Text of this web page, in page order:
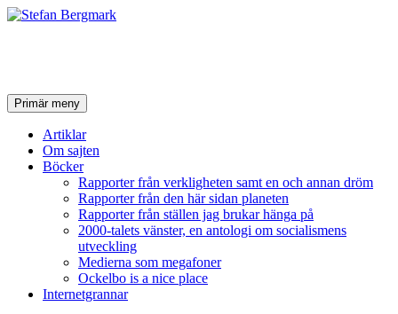
SökPrimär meny Hoppa
till
innehåll
Artiklar
Om sajten
Böcker
Rapporter från verkligheten samt en och annan dröm
Rapporter från den här sidan planeten
Rapporter från ställen jag brukar hänga på
2000-talets vänster, en antologi om socialismens
utveckling
Medierna som megafoner
Ockelbo is a nice place
Internetgrannar